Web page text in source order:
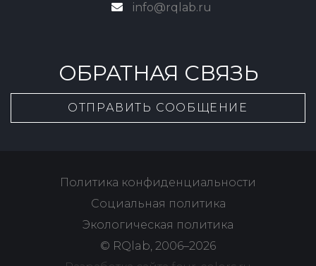
info@rqlab.ru
ОБРАТНАЯ СВЯЗЬ
ОТПРАВИТЬ СООБЩЕНИЕ
Политика конфиденциальности
Социальная политика
Экологическая политика
© RQlab, 2006–2026